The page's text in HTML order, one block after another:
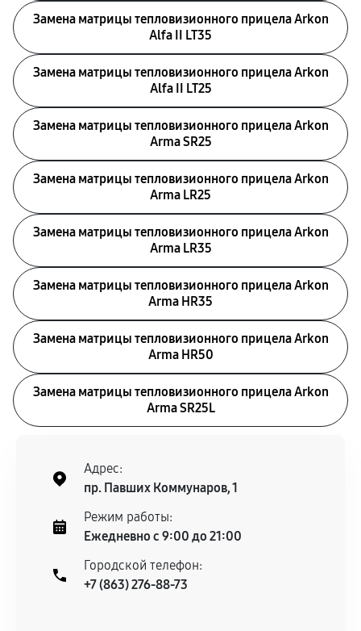
Замена матрицы тепловизионного прицела Arkon
Alfa II LT35
Замена матрицы тепловизионного прицела Arkon
Alfa II LT25
Замена матрицы тепловизионного прицела Arkon
Arma SR25
Замена матрицы тепловизионного прицела Arkon
Arma LR25
Замена матрицы тепловизионного прицела Arkon
Arma LR35
Замена матрицы тепловизионного прицела Arkon
Arma HR35
Замена матрицы тепловизионного прицела Arkon
Arma HR50
Замена матрицы тепловизионного прицела Arkon
Arma SR25L
Адрес:
пр. Павших Коммунаров, 1
Режим работы:
Ежедневно с 9:00 до 21:00
Городской телефон:
+7 (863) 276-88-73